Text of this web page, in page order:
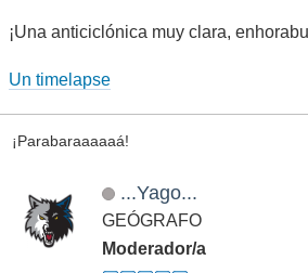
¡Una anticiclónica muy clara,
Un timelapse
¡Parabaraaaaaá!
...Yago...
GEÓGRAFO
Moderador/a